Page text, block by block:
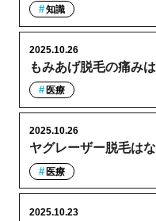
知識
もみあげ脱毛の痛み
2025.10.26
医療
ヤグレーザー脱毛は
2025.10.26
医療
2025.10.23